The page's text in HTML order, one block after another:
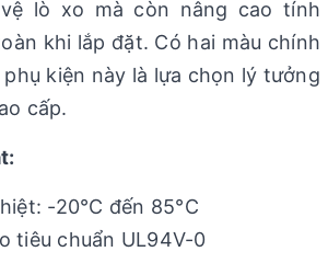
lò xo mà còn nâng cao tính
khi lắp đặt. Có hai màu chính
kiện này là lựa chọn lý tưởng
cấp.
-20°C đến 85°C
tiêu chuẩn UL94V-0